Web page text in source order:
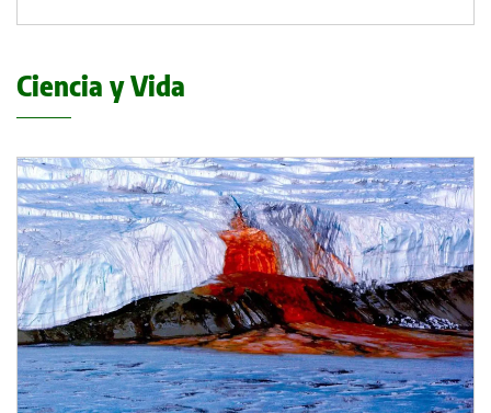
Ciencia y Vida